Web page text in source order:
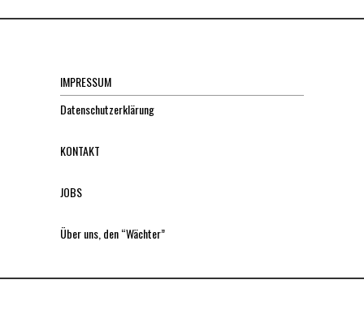
IMPRESSUM
Datenschutzerklärung
KONTAKT
JOBS
Über uns, den “Wächter”